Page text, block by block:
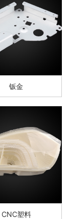
钣金
CNC塑料